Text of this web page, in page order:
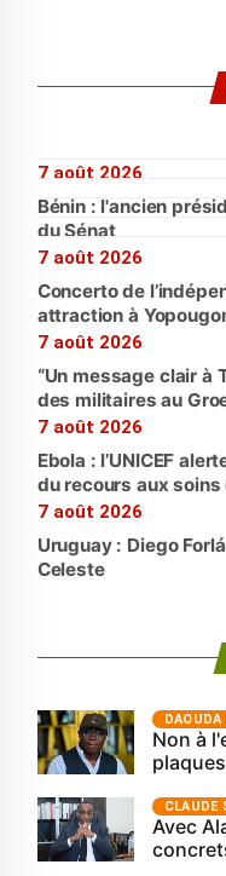
7 août 2026
Bénin : l'ancien
du Sénat
7 août 2026
Concerto de
attraction à
7 août 2026
“Un message clair à
des militaires au
7 août 2026
Ebola : l’UNICEF
du recours aux
7 août 2026
Uruguay : Diego
Celeste
‎DAOUDA
Non à
CLAUDE
Avec